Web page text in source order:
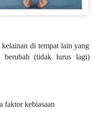
di tempat lain yang
berubah (tidak lurus lagi)
faktor kebiasaan